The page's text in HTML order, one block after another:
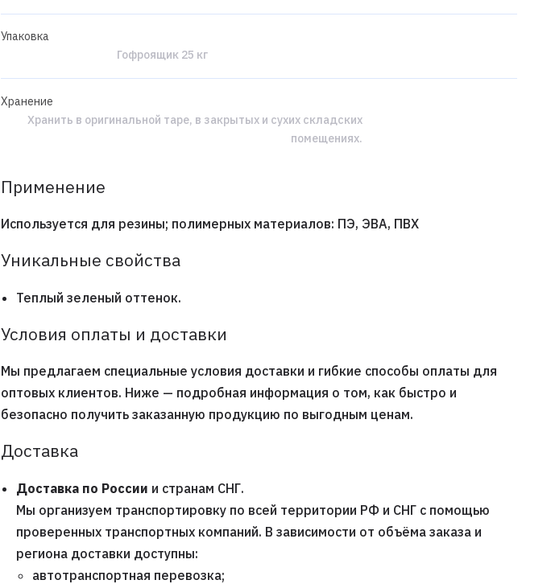
Упаковка
Гофроящик 25 кг
Хранение
Хранить в оригинальной таре, в закрытых и сухих складских
помещениях.
Применение
Используется для резины; полимерных материалов: ПЭ, ЭВА, ПВХ
Уникальные свойства
Теплый зеленый оттенок.
Условия оплаты и доставки
Мы предлагаем специальные условия доставки и гибкие способы оплаты для
оптовых клиентов. Ниже — подробная информация о том, как быстро и
безопасно получить заказанную продукцию по выгодным ценам.
Доставка
Доставка по России и странам СНГ.
Мы организуем транспортировку по всей территории РФ и СНГ с помощью
проверенных транспортных компаний. В зависимости от объёма заказа и
региона доставки доступны:
автотранспортная перевозка;